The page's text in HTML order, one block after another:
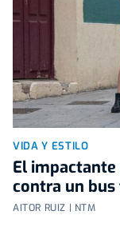
VIDA Y ESTILO
El
contra un bus
AITOR RUIZ | NTM